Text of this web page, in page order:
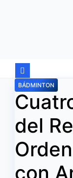
BÁDMINTON
del
con